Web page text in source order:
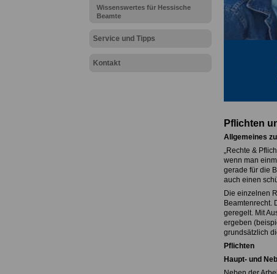
Wissenswertes für Hessische
Beamte
Service und Tipps
Kontakt
Pflichten
Allgemeines
„Rechte &
wenn man
gerade für die
auch einen
Die einzelnen
Beamtenrecht.
geregelt. Mit
ergeben
grundsätzlich
Pflichten
Haupt- und